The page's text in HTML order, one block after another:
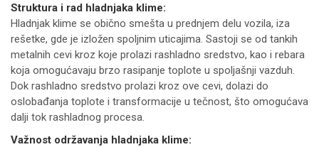
Struktura i rad hladnjaka klime:
Hladnjak klime se obično smešta u prednjem delu vozila, iza
rešetke, gde je izložen spoljnim uticajima. Sastoji se od tankih
metalnih cevi kroz koje prolazi rashladno sredstvo, kao i rebara
koja omogućavaju brzo rasipanje toplote u spoljašnji vazduh.
Dok rashladno sredstvo prolazi kroz ove cevi, dolazi do
oslobađanja toplote i transformacije u tečnost, što omogućava
dalji tok rashladnog procesa.
Važnost održavanja hladnjaka klime: